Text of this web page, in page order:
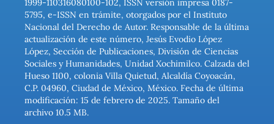
1999-110316080100-102, ISSN versión impresa 0187-
5795, e-ISSN en trámite, otorgados por el Instituto
Nacional del Derecho de Autor. Responsable de la última
actualización de este número, Jesús Evodio López
López, Sección de Publicaciones, División de Ciencias
Sociales y Humanidades, Unidad Xochimilco. Calzada del
Hueso 1100, colonia Villa Quietud, Alcaldía Coyoacán,
C.P. 04960, Ciudad de México, México. Fecha de última
modificación: 15 de febrero de 2025. Tamaño del
archivo 10.5 MB.